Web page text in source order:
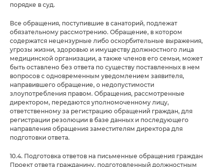
порядке в суд.
Все обращения, поступившие в санаторий, подлежат
обязательному рассмотрению. Обращение, в котором
содержатся нецензурные либо оскорбительные выражения,
угрозы жизни, здоровью и имуществу должностного лица
медицинской организации, а также членов его семьи, может
быть оставлено без ответа по существу поставленных в нем
вопросов с одновременным уведомлением заявителя,
направившего обращение, о недопустимости
злоупотребления правом. Обращения, рассмотренные
директором, передаются уполномоченному лицу,
ответственному за регистрацию обращений граждан, для
регистрации резолюции в базе данных и последующего
направления обращения заместителям директора для
подготовки ответа.
10.4. Подготовка ответов на письменные обращения граждан
Проект ответа гражданину, подготовленный должностным